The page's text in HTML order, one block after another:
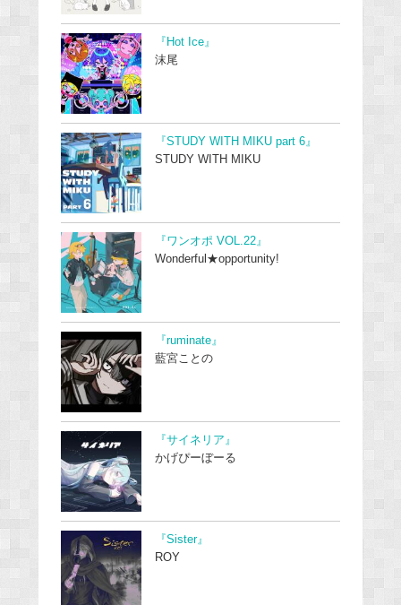
『Hot Ice』
沫尾
『STUDY WITH MIKU part 6』
STUDY WITH MIKU
『ワンオポ VOL.22』
Wonderful★opportunity!
『ruminate』
藍宮ことの
『サイネリア』
かげぴーぼーる
『Sister』
ROY